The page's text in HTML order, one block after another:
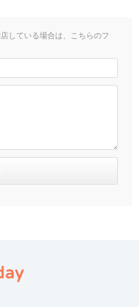
している場合は、こちらのフ